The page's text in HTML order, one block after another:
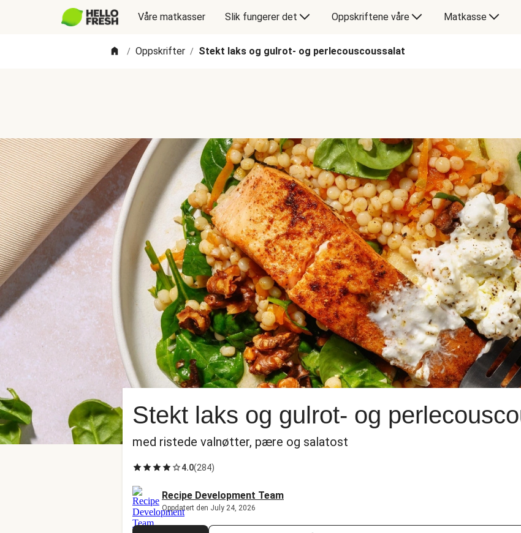
Våre matkasser Slik fungerer det Oppskriftene våre Matkasse
/ Oppskrifter / Stekt laks og gulrot- og perlecouscoussalat
Stekt laks og gulrot- og
med ristede valnøtter, pære og salatost
4.0(284)
Recipe Development Team
Oppdatert den July 24, 2026